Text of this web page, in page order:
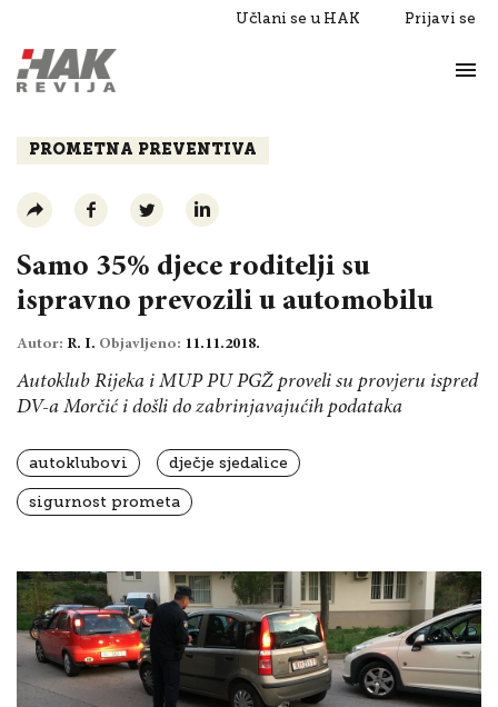
Učlani se u HAK Prijavi se
Razgovori
PROMETNA PREVENTIVA
Samo 35% djece roditelji su
ispravno prevozili u automobilu
Autor: R. I. Objavljeno: 11.11.2018.
Autoklub Rijeka i MUP PU PGŽ proveli su provjeru ispred
DV-a Morčić i došli do zabrinjavajućih podataka
autoklubovi dječje sjedalice
sigurnost prometa